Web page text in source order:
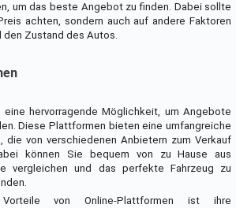
um das beste Angebot zu finden. Dabei sollte
achten, sondern auch auf andere Faktoren
Zustand des Autos.
eine hervorragende Möglichkeit, um Angebote
Diese Plattformen bieten eine umfangreiche
die von verschiedenen Anbietern zum Verkauf
können Sie bequem von zu Hause aus
vergleichen und das perfekte Fahrzeug zu
von Online-Plattformen ist ihre